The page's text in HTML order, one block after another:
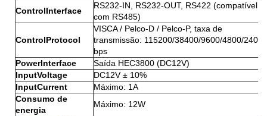
ControlInterface
RS232-IN, RS232-OUT, RS422 (compatível
com RS485)
ControlProtocol
VISCA / Pelco-D / Pelco-P, taxa de
transmissão: 115200/38400/9600/4800/2400
bps
PowerInterface
Saída HEC3800 (DC12V)
InputVoltage
DC12V ± 10%
InputCurrent
Máximo: 1A
Consumo de
energia
Máximo: 12W